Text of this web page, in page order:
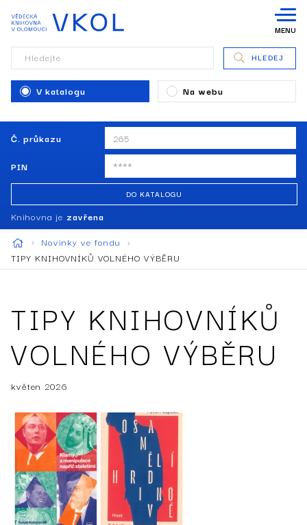
Č. průkazu
PIN
DO KATALOGU
Knihovna je zavřena
MENU
Hledejte
V katalogu Na webu
HLEDEJ
Novinky ve fondu
TIPY KNIHOVNÍKŮ VOLNÉHO VÝBĚRU
TIPY KNIHOVNÍKŮ
VOLNÉHO VÝBĚRU
květen 2026